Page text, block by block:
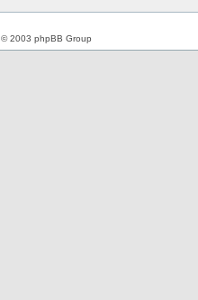
© 2003 phpBB Group